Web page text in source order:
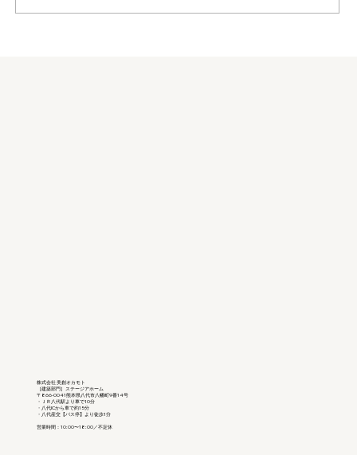
ZEHビルダーに登録されました
株式会社 美創オカモト
［建築部門］ステージアホーム
〒866-0041熊本県八代市八幡町9番14号
・ＪＲ八代駅より車で10分
・八代ICから車で約15分
・八代産交【バス停】より徒歩1分
営業時間：10:00〜18:00／不定休